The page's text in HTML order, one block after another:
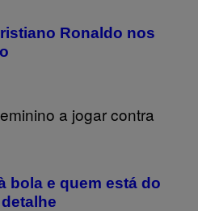
Ronaldo nos
bola e quem está do